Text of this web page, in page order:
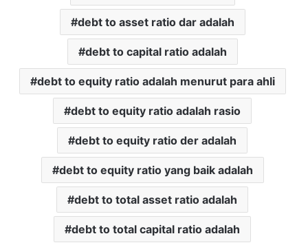
debt to asset ratio dar adalah
debt to capital ratio adalah
debt to equity ratio adalah menurut para ahli
debt to equity ratio adalah rasio
debt to equity ratio der adalah
debt to equity ratio yang baik adalah
debt to total asset ratio adalah
debt to total capital ratio adalah